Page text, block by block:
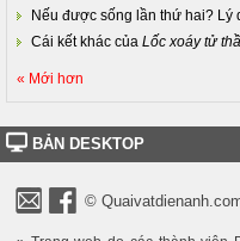
Nếu được sống lần thứ hai? Lý
Cái kết khác của Lốc xoáy tử
« Mới hơn
BẢN DESKTOP
©